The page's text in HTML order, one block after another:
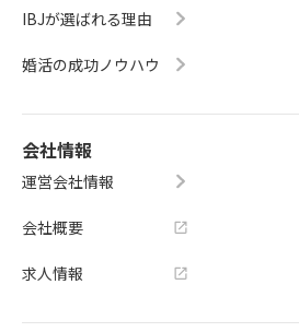
IBJが選ばれる理由
婚活の成功ノウハウ
会社情報
運営会社情報
会社概要
求人情報